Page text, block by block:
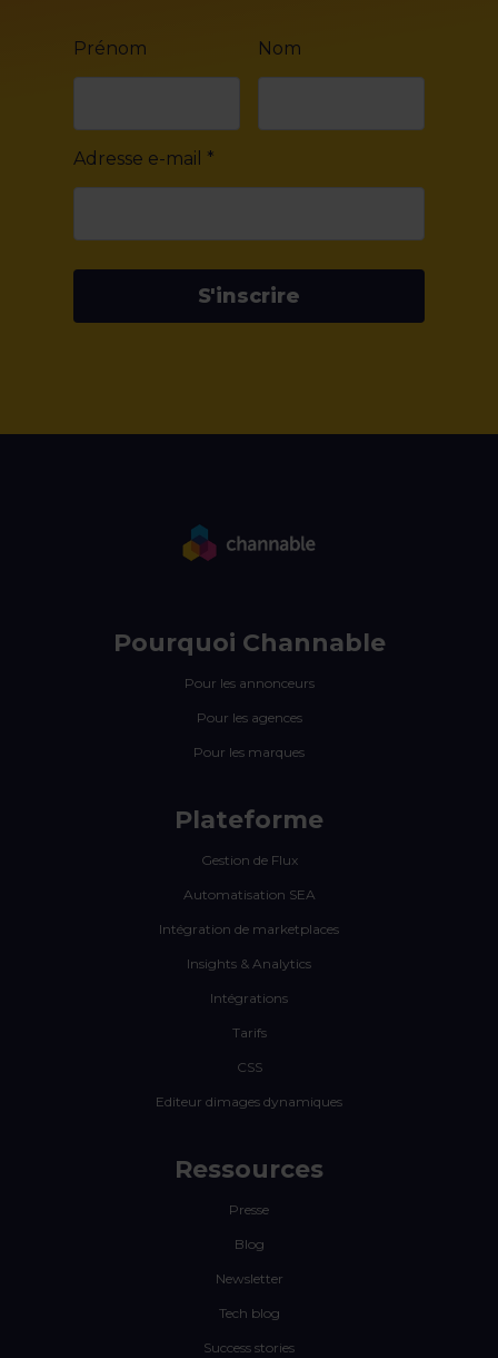
Prénom Nom
Adresse e-mail *
S'inscrire
Pourquoi Channable
Pour les annonceurs
Pour les agences
Pour les marques
Plateforme
Gestion de Flux
Automatisation SEA
Intégration de marketplaces
Insights & Analytics
Intégrations
Tarifs
CSS
Editeur dimages dynamiques
Ressources
Presse
Blog
Newsletter
Tech blog
Success stories